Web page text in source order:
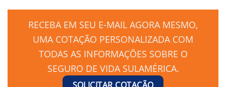
RECEBA EM SEU E-MAIL AGORA MESMO,
UMA COTAÇÃO PERSONALIZADA COM
TODAS AS INFORMAÇÕES SOBRE O
SEGURO DE VIDA SULAMÉRICA.